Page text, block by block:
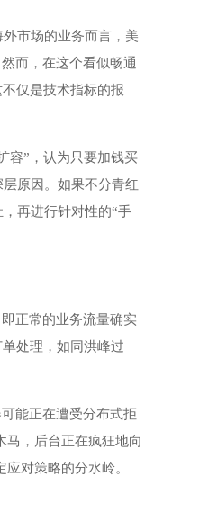
市场的业务而言， 美
而，在这个看似畅通
仅是技术指标的报
容”，认为只要加钱买
原因。如果不分青红
再进行针对性的“手
正常的业务流量确实
处理，如同洪峰过
能正在遭受分布式拒
马，后台正在疯狂地向
对策略的分水岭。